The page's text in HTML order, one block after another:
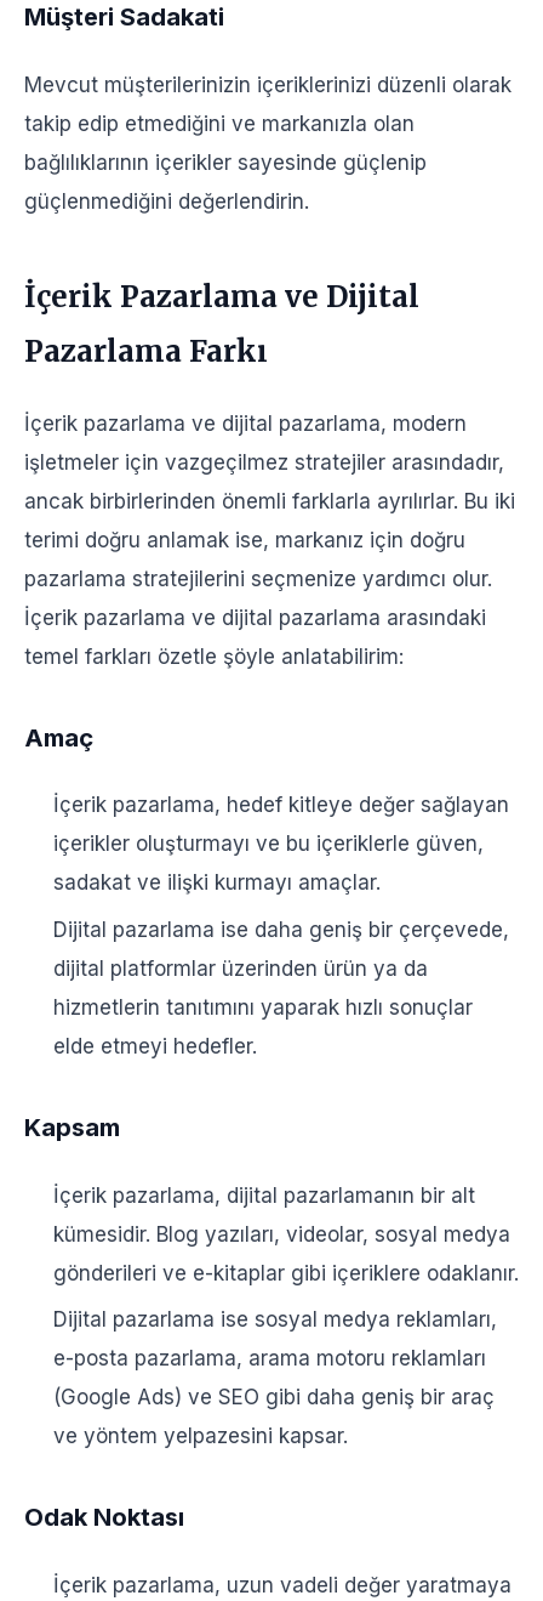
Müşteri Sadakati
Mevcut müşterilerinizin içeriklerinizi düzenli olarak
takip edip etmediğini ve markanızla olan
bağlılıklarının içerikler sayesinde güçlenip
güçlenmediğini değerlendirin.
İçerik Pazarlama ve Dijital
Pazarlama Farkı
İçerik pazarlama ve dijital pazarlama, modern
işletmeler için vazgeçilmez stratejiler arasındadır,
ancak birbirlerinden önemli farklarla ayrılırlar. Bu iki
terimi doğru anlamak ise, markanız için doğru
pazarlama stratejilerini seçmenize yardımcı olur.
İçerik pazarlama ve dijital pazarlama arasındaki
temel farkları özetle şöyle anlatabilirim:
Amaç
İçerik pazarlama, hedef kitleye değer sağlayan
içerikler oluşturmayı ve bu içeriklerle güven,
sadakat ve ilişki kurmayı amaçlar.
Dijital pazarlama ise daha geniş bir çerçevede,
dijital platformlar üzerinden ürün ya da
hizmetlerin tanıtımını yaparak hızlı sonuçlar
elde etmeyi hedefler.
Kapsam
İçerik pazarlama, dijital pazarlamanın bir alt
kümesidir. Blog yazıları, videolar, sosyal medya
gönderileri ve e-kitaplar gibi içeriklere odaklanır.
Dijital pazarlama ise sosyal medya reklamları,
e-posta pazarlama, arama motoru reklamları
(Google Ads) ve SEO gibi daha geniş bir araç
ve yöntem yelpazesini kapsar.
Odak Noktası
İçerik pazarlama, uzun vadeli değer yaratmaya